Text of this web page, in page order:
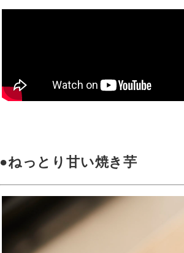
●ねっとり甘い焼き芋